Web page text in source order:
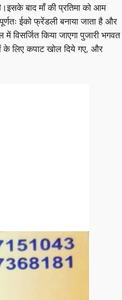
बाद माँ की प्रतिमा को आम
ईको फ्रेंडली बनाया जाता है और
विसर्जित किया जाएगा पुजारी भगवत
के लिए कपाट खोल दिये गए, और